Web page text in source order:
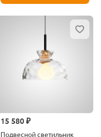
15 580 ₽
Подвесной светильник